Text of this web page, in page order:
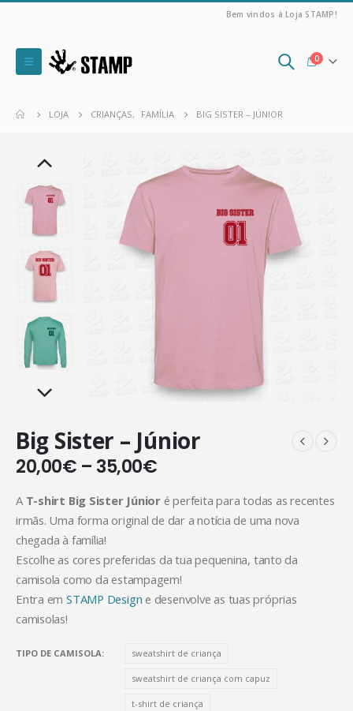
Bem vindos à Loja STAMP!
0
LOJA CRIANÇAS, FAMÍLIA BIG SISTER – JÚNIOR
Big Sister – Júnior
20,00€ – 35,00€
A T-shirt Big Sister Júnior é perfeita para todas as recentes
irmãs. Uma forma original de dar a notícia de uma nova
chegada à família!
Escolhe as cores preferidas da tua pequenina, tanto da
camisola como da estampagem!
Entra em STAMP Design e desenvolve as tuas próprias
camisolas!
TIPO DE CAMISOLA sweatshirt de criança
sweatshirt de criança com capuz
t-shirt de criança